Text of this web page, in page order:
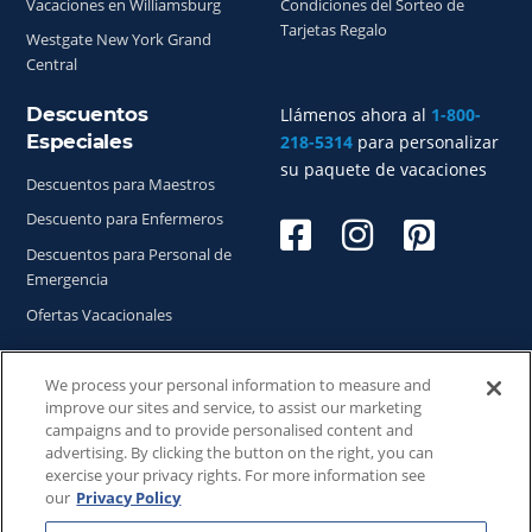
Llámenos ahora al 1-800-
218-5314 para personalizar
su paquete de vacaciones
Vacaciones en Williamsburg
Westgate New York Grand
Central
Condiciones del Sorteo de
Tarjetas Regalo
Descuentos
Especiales
Descuentos para Maestros
Descuento para Enfermeros
Descuentos para Personal de
Emergencia
Ofertas Vacacionales
Copyright © 2026WestgateReservations.com
subsidiario deCFI
SeaWorld y todas las marcas y elementos relacionados TM
We process your personal information to measure and
improve our sites and service, to assist our marketing
campaigns and to provide personalised content and
advertising. By clicking the button on the right, you can
exercise your privacy rights. For more information see
our Privacy Policy